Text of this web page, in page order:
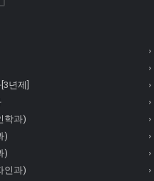
년제]
학과)
)
)
인과)